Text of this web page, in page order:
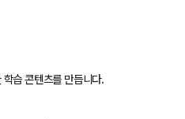
습 콘텐츠를 만듭니다.